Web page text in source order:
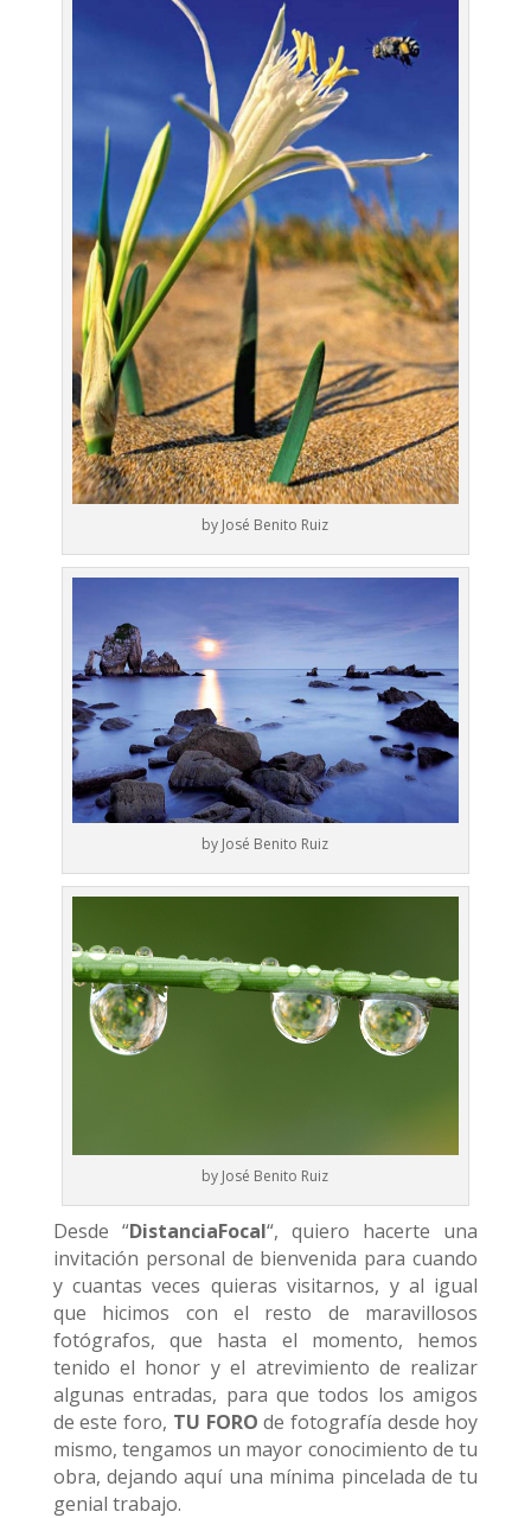
by José Benito Ruiz
by José Benito Ruiz
by José Benito Ruiz
Desde “DistanciaFocal“, quiero hacerte una
invitación personal de bienvenida para cuando
y cuantas veces quieras visitarnos, y al igual
que hicimos con el resto de maravillosos
fotógrafos, que hasta el momento, hemos
tenido el honor y el atrevimiento de realizar
algunas entradas, para que todos los amigos
de este foro, TU FORO de fotografía desde hoy
mismo, tengamos un mayor conocimiento de tu
obra, dejando aquí una mínima pincelada de tu
genial trabajo.